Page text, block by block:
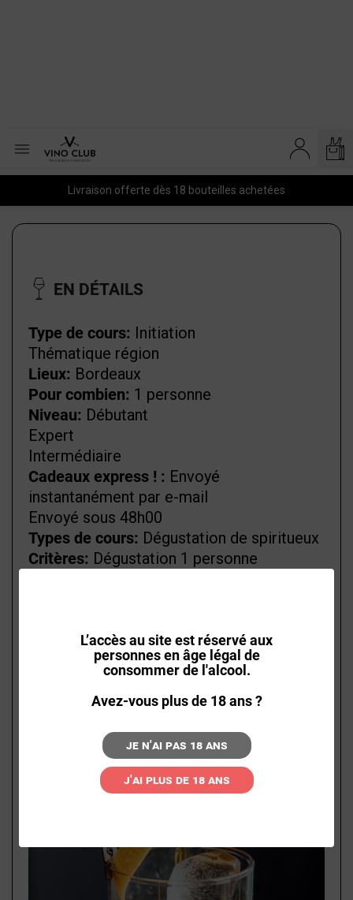
L’accès au site est réservé aux
personnes en âge légal de
consommer de l'alcool.
Avez-vous plus de 18 ans ?
Je n'ai pas 18 ans
J'ai plus de 18 ans

Livraison offerte dès 18 bouteilles achetées
DÉGUSTATION WHISKY
- BORDEAUX - 1
PERSONNE
EN DÉTAILS
Type de cours: Initiation
Thématique région
Lieux: Bordeaux
Pour combien: 1 personne
Niveau: Débutant
Expert
Intermédiaire
Cadeaux express ! : Envoyé
instantanément par e-mail
Envoyé sous 48h00
Types de cours: Dégustation de spiritueux
Critères: Dégustation 1 personne